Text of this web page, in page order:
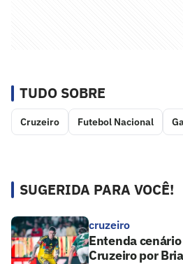
TUDO SOBRE
Cruzeiro Futebol Nacional
SUGERIDA PARA VOCÊ!
cruzeiro
Entenda
Cruzeiro por